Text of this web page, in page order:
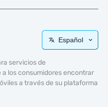
Español
servicios de
los consumidores encontrar
a través de su plataforma